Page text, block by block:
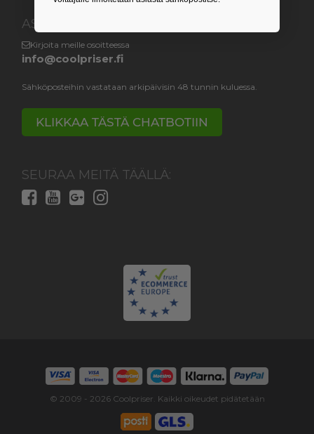
ASIAKASPALVELU
Kirjoita meille osoitteessa
info@coolpriser.fi
Sähköposteihin vastataan arkipäivisin 48 tunnin kuluessa.
KLIKKAA TÄSTÄ CHATBOTIIN
SEURAA MEITÄ TÄÄLLÄ:
© 2009 - 2026Coolpriser. Kaikki oikeudet pidätetään